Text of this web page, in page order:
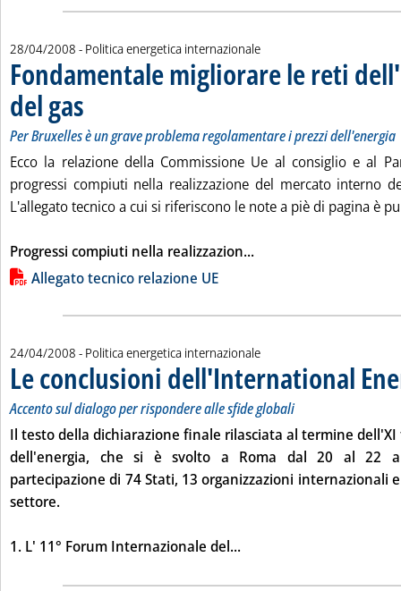
28/04/2008 - Politica energetica internazionale
Fondamentale migliorare le reti
del gas . Sottotitolo: Per Bruxelles è un grave problema regolamentare i prezzi
. Pubblicata lunedì 28 aprile 2008 alle 14.51.
Per Bruxelles è un grave problema regolamentare i prezzi dell'energia
Ecco la relazione della Commissione Ue al consiglio e al
progressi compiuti nella realizzazione del mercato interno
L'allegato tecnico a cui si riferiscono le note a piè di pagina è
Progressi compiuti nella realizzazion...Leggi tutta la notizia:
Lista allegati PDF alla notizia
Allegato tecnico relazione UE
24/04/2008 - Politica energetica internazionale
Le conclusioni dell'International
Accento sul dialogo per rispondere alle sfide globali
Il testo della dichiarazione finale rilasciata al termine
dell'energia, che si è svolto a Roma dal 20 al 22
partecipazione di 74 Stati, 13 organizzazioni internazionali
settore.
1. L' 11° Forum Internazionale del...Leggi tutta la notizia: